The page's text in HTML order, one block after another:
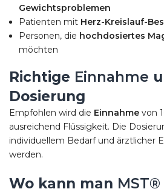
Gewichtsproblemen
Patienten mit Herz-Kreislauf-
Personen, die hochdosiertes
möchten
Richtige Einnahme
Dosierung
Empfohlen wird die Einnahme von
ausreichend Flüssigkeit. Die
individuellem Bedarf und ärztlicher
werden.
Wo kann man